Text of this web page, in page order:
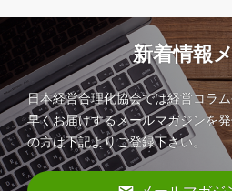
新着情報
日本経営合理化協会では経営コラ
早くお届けするメールマガジンを
の方は下記よりご登録下さい。